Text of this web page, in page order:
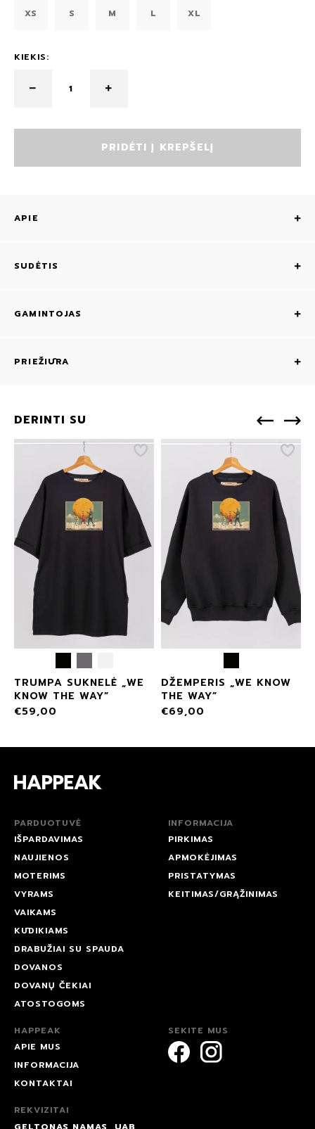
XS S M L XL
KIEKIS:
PRIDĖTI Į KREPŠELĮ
APIE
SUDĖTIS
GAMINTOJAS
PRIEŽIŪRA
DERINTI SU
TRUMPA SUKNELĖ „WE
KNOW THE WAY”
€59,00
DŽEMPERIS „WE KNOW
THE WAY”
€69,00
PARDUOTUVĖ
IŠPARDAVIMAS
NAUJIENOS
MOTERIMS
VYRAMS
VAIKAMS
KŪDIKIAMS
DRABUŽIAI SU SPAUDA
DOVANOS
DOVANŲ ČEKIAI
ATOSTOGOMS
INFORMACIJA
PIRKIMAS
APMOKĖJIMAS
PRISTATYMAS
KEITIMAS/GRĄŽINIMAS
HAPPEAK
APIE MUS
INFORMACIJA
KONTAKTAI
SEKITE MUS
REKVIZITAI